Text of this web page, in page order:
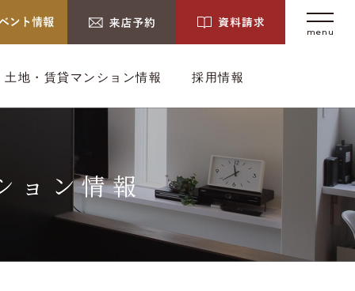
menu
土地・賃貸マンション情報 採用情報
ョン情報